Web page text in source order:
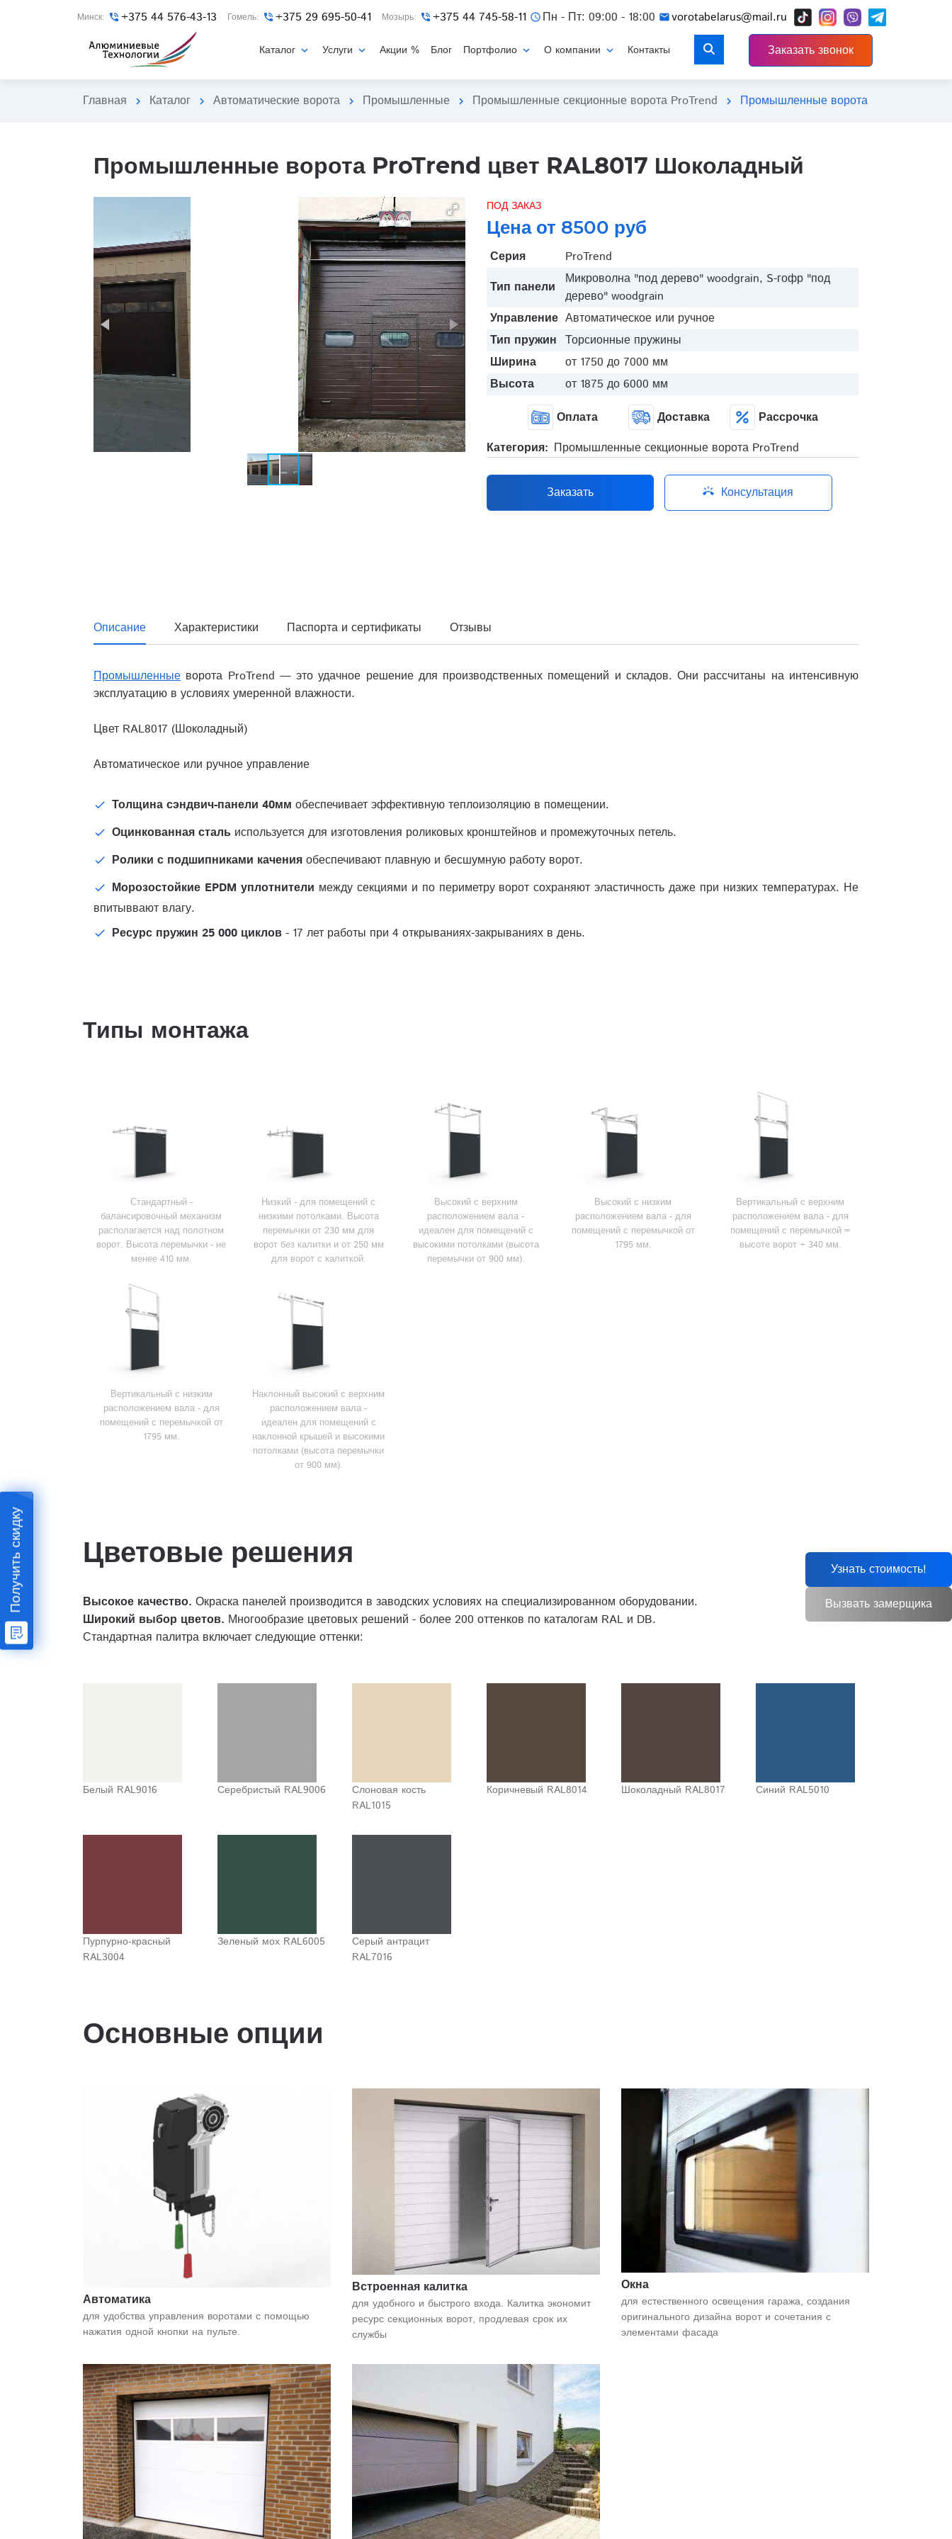
Минск: phone_in_talk +375 44 576-43-13 Гомель: phone_in_talk +375 29 695-50-41 Мозырь: phone_in_talk +375 44 745-58-11 schedule Пн - Пт: 09:00 - 18:00 mailvorotabelarus@mail.ru
Каталог expand_more Услуги expand_more Акции % Блог Портфолио expand_more О компании expand_more Контакты Заказать звонок
Главная chevron_right Каталог chevron_right Автоматические ворота chevron_right Промышленные chevron_right Промышленные секционные ворота ProTrend chevron_right Промышленные ворота ProTrend цвет
Промышленные ворота ProTrend цвет RAL8017 Шоколадный
ПОД ЗАКАЗ
Цена от 8500 руб
Серия
ProTrend
Тип панели
Микроволна "под дерево" woodgrain, S-гофр "под
дерево" woodgrain
Управление Автоматическое или ручное
Тип пружин Торсионные пружины
Ширина
от 1750 до 7000 мм
Высота
от 1875 до 6000 мм
Оплата Доставка
Рассрочка
Категория: Промышленные секционные ворота ProTrend
Заказать ring_volume Консультация
Описание Характеристики Паспорта и сертификаты Отзывы
Промышленные ворота ProTrend — это удачное решение для производственных помещений и складов. Они рассчитаны на интенсивную
эксплуатацию в условиях умеренной влажности.
Цвет RAL8017 (Шоколадный)
Автоматическое или ручное управление
Толщина сэндвич-панели 40мм обеспечивает эффективную теплоизоляцию в помещении.
Оцинкованная сталь используется для изготовления роликовых кронштейнов и промежуточных петель.
Ролики с подшипниками качения обеспечивают плавную и бесшумную работу ворот.
Морозостойкие EPDM уплотнители между секциями и по периметру ворот сохраняют эластичность даже при низких температурах. Не
впитыввают влагу.
Ресурс пружин 25 000 циклов - 17 лет работы при 4 открываниях-закрываниях в день.
Типы монтажа
Стандартный -
балансировочный механизм
располагается над полотном
ворот. Высота перемычки - не
менее 410 мм.
Низкий - для помещений с
низкими потолками. Высота
перемычки от 230 мм для
ворот без калитки и от 250 мм
для ворот с калиткой.
Высокий с верхним
расположением вала -
идеален для помещений с
высокими потолками (высота
перемычки от 900 мм).
Высокий с низким
расположением вала - для
помещений с перемычкой от
1795 мм.
Вертикальный с верхним
расположением вала - для
помещений с перемычкой =
высоте ворот + 340 мм.
Вертикальный с низким
расположением вала - для
помещений с перемычкой от
1795 мм.
Наклонный высокий с верхним
расположением вала -
идеален для помещений с
наклонной крышей и высокими
потолками (высота перемычки
от 900 мм).
Цветовые решения
Высокое качество. Окраска панелей производится в заводских условиях на специализированном оборудовании.
Широкий выбор цветов. Многообразие цветовых решений - более 200 оттенков по каталогам RAL и DB.
Стандартная палитра включает следующие оттенки:
Белый RAL9016 Серебристый RAL9006
Слоновая кость
RAL1015
Коричневый RAL8014 Шоколадный RAL8017 Синий RAL5010
Пурпурно-красный
RAL3004
Зеленый мох RAL6005
Серый антрацит
RAL7016
Основные опции
Автоматика
для удобства управления воротами с помощью
нажатия одной кнопки на пульте.
Встроенная калитка
для удобного и быстрого входа. Калитка экономит
ресурс секционных ворот, продлевая срок их
службы
Окна
для естественного освещения гаража, создания
оригинального дизайна ворот и сочетания с
элементами фасада
Получить скидку Узнать стоимость!
Вызвать замерщика